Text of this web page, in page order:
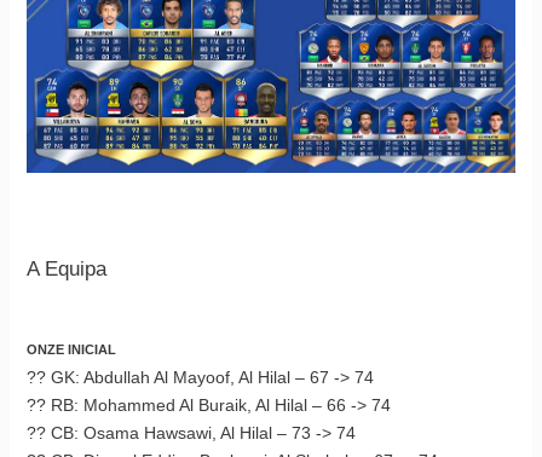
A Equipa
ONZE INICIAL
?? GK: Abdullah Al Mayoof, Al Hilal – 67 -> 74
?? RB: Mohammed Al Buraik, Al Hilal – 66 -> 74
?? CB: Osama Hawsawi, Al Hilal – 73 -> 74